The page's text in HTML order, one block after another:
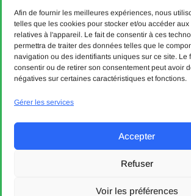
Afin de fournir les meilleures expériences, nous
telles que les cookies pour stocker et/ou accéder
relatives à l'appareil. Le fait de consentir à ces
permettra de traiter des données telles que le
navigation ou des identifiants uniques sur ce site. Le
consentir ou de retirer son consentement peut avoir
négatives sur certaines caractéristiques et fonctions.
Gérer les services
Accepter
Refuser
Voir les préférences
protection
Politique
Aide &
© 2004 - 6 août 2026. Communauté tarifaire
Entreprises partenaires